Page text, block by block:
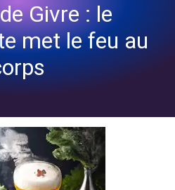
Givre : le
met le feu au